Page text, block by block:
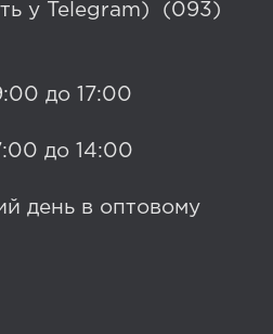
у Telegram) (093)
до 17:00
до 14:00
день в оптовому